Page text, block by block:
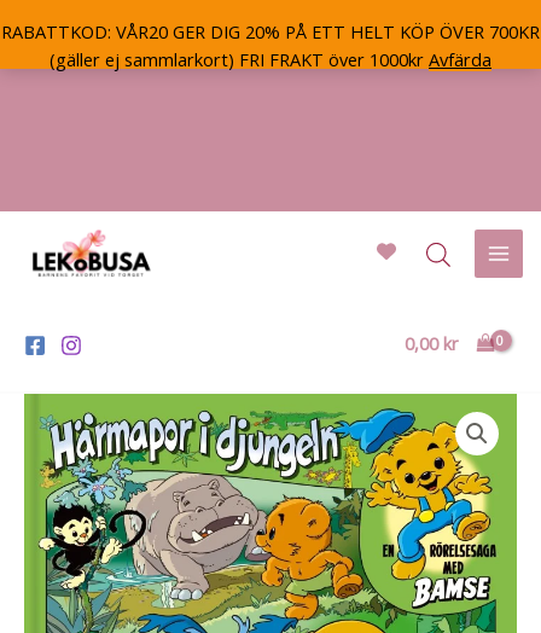
RABATTKOD: VÅR20 GER DIG 20% PÅ ETT HELT KÖP ÖVER 700KR
(gäller ej sammlarkort) FRI FRAKT över 1000kr Avfärda
0,00 kr